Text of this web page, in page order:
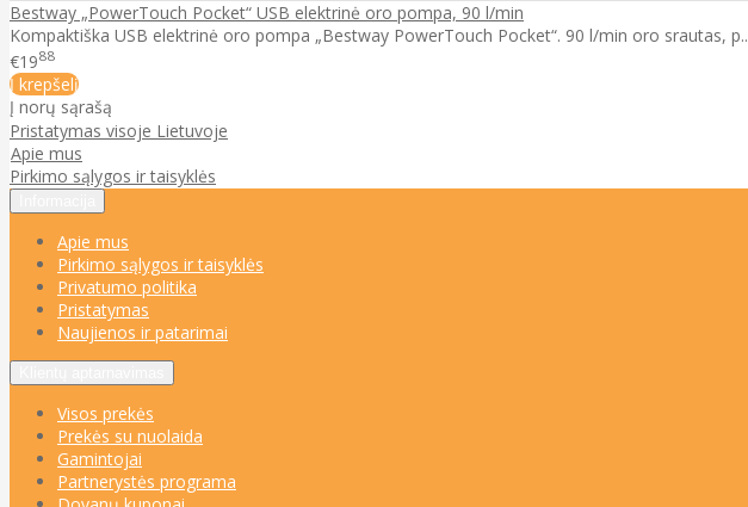
Bestway „PowerTouch Pocket“ USB elektrinė oro pompa, 90 l/min
Kompaktiška USB elektrinė oro pompa „Bestway PowerTouch Pocket“. 90 l/min oro srautas, p..
€1988
Į krepšelį
Į norų sąrašą
Pristatymas visoje Lietuvoje
Apie mus
Pirkimo sąlygos ir taisyklės
Apie mus
Pirkimo sąlygos ir taisyklės
Privatumo politika
Pristatymas
Naujienos ir patarimai
Visos prekės
Prekės su nuolaida
Gamintojai
Partnerystės programa